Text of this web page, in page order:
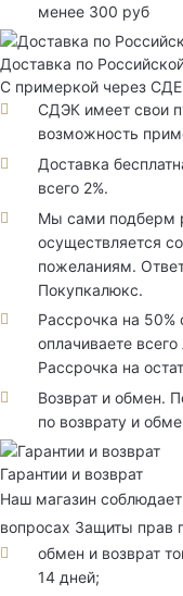
менее 300 руб
Доставка по
С примеркой через
СДЭК имеет свои
возможность
Доставка
всего 2%.
Мы сами подберм
осуществляется
пожеланиям.
Покупкалюкс.
Рассрочка на
оплачиваете
Рассрочка на
Возврат и обмен.
по возврату и
Гарантии и возврат
Наш магазин
вопросах Защиты прав
обмен и возврат
14 дней;